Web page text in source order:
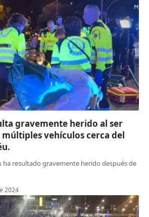
gravemente herido al ser
vehículos cerca del
ha resultado gravemente herido después de
2024